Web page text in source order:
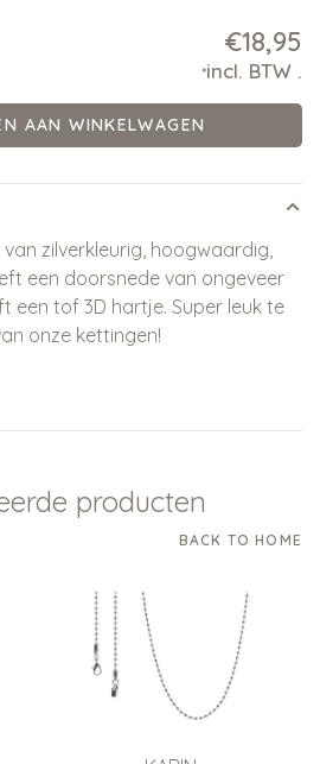
€18,95
*incl. BTW .
AAN WINKELWAGEN
zilverkleurig, hoogwaardig,
een doorsnede van ongeveer
een tof 3D hartje. Super leuk te
onze kettingen!
producten
BACK TO HOME